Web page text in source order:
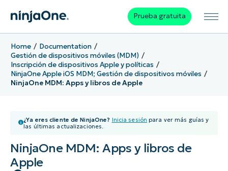
Prueba gratuita
Home
Documentation
Gestión de dispositivos móviles (MDM)
Inscripción de dispositivos Apple y políticas
NinjaOne Apple iOS MDM; Gestión de dispositivos móviles
NinjaOne MDM: Apps y libros de Apple
¿Ya eres cliente de NinjaOne? Inicia sesión para ver más guías y
las últimas actualizaciones.
NinjaOne MDM: Apps y libros de
Apple